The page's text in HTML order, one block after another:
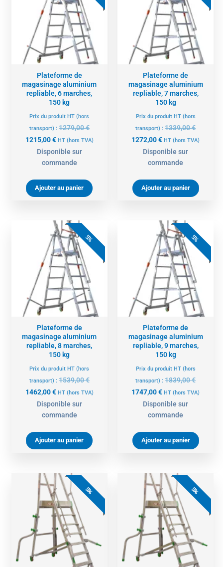
Plateforme de
magasinage aluminium
repliable, 6 marches,
150 kg
Prix du produit HT (hors
transport) : 1279,00€
était :
1215,00€
est :
1215,00 €.
HT (hors TVA)
Disponible sur
commande
Ajouter au panier
Plateforme de
magasinage aluminium
repliable, 7 marches,
150 kg
Prix du produit HT (hors
transport) :1339,00€
était :
1272,00€
est :
1272,00 €.
HT (hors TVA)
Disponible sur
commande
Ajouter au panier
5%
Plateforme de
magasinage aluminium
repliable, 8 marches,
150 kg
Prix du produit HT (hors
transport) : 1539,00€
prix
initial
était :
1462,00€
Le
prix
actuel
est :
1462,00 €.
HT (hors TVA)
Disponible sur
commande
Ajouter au panier
5%
Plateforme de
magasinage aluminium
repliable, 9 marches,
150 kg
Prix du produit HT (hors
transport) :1839,00€
prix
initial
était :
1747,00€
Le
prix
actuel
est :
1747,00 €.
HT (hors TVA)
Disponible sur
commande
Ajouter au panier
5%
prix
initial
était :
Le
prix
actuel
est :
1975,00 €.
5%
prix
initial
était :
Le
prix
actuel
est :
2208,00 €.